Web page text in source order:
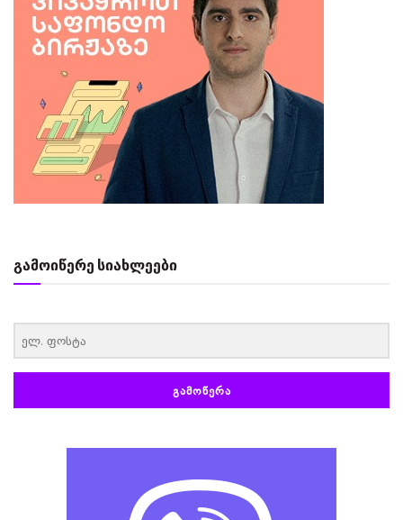
გამოიწერე სიახლეები
ᲒᲐᲛᲝᲬᲔᲠᲐ